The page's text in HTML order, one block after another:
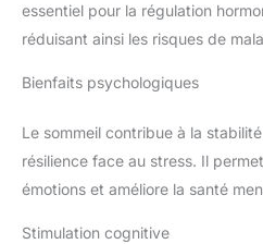
essentiel pour la régulation
réduisant ainsi les risques de
Bienfaits psychologiques
Le sommeil contribue à la
résilience face au stress. Il
émotions et améliore la santé
Stimulation cognitive